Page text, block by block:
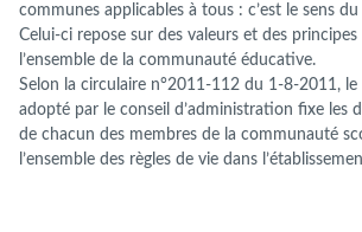
communes applicables à tous : c’est le sens
Celui-ci repose sur des valeurs et des
l’ensemble de la communauté éducative.
Selon la circulaire n°2011-112 du 1-8-2011,
adopté par le conseil d’administration fixe les
de chacun des membres de la communauté
l’ensemble des règles de vie dans